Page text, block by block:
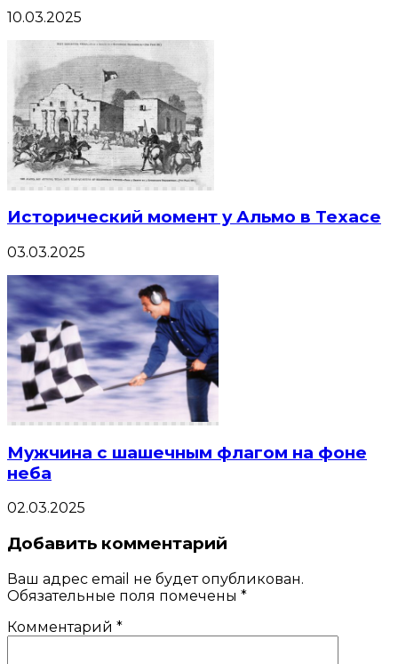
10.03.2025
Исторический момент у Альмо в Техасе
03.03.2025
Мужчина с шашечным флагом на фоне
неба
02.03.2025
Добавить комментарий
Ваш адрес email не будет опубликован.
Обязательные поля помечены *
Комментарий *